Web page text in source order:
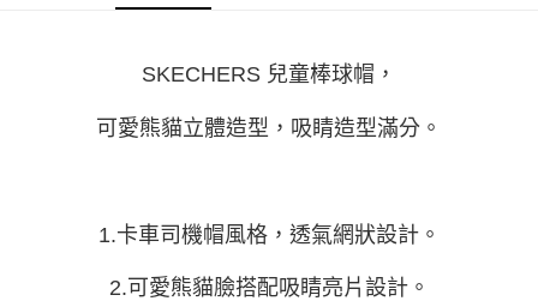
1.本服務係由「台灣大哥大股份有限公司」（以下簡稱本公司）所提供，讓
買賣價金債權讓與本公司後，依約使用本公司帳單繳交帳款。
SKECHERS 兒童棒球帽，
可愛熊貓立體造型，吸睛造型滿分。
1.卡車司機帽風格，透氣網狀設計。
2.可愛熊貓臉搭配吸睛亮片設計。